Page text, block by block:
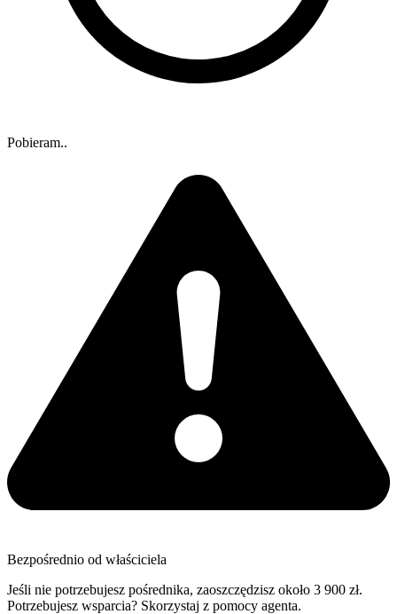
Pobieram..
Bezpośrednio od właściciela
Jeśli nie potrzebujesz pośrednika, zaoszczędzisz około 3 900 zł.
Potrzebujesz wsparcia? Skorzystaj z pomocy agenta.